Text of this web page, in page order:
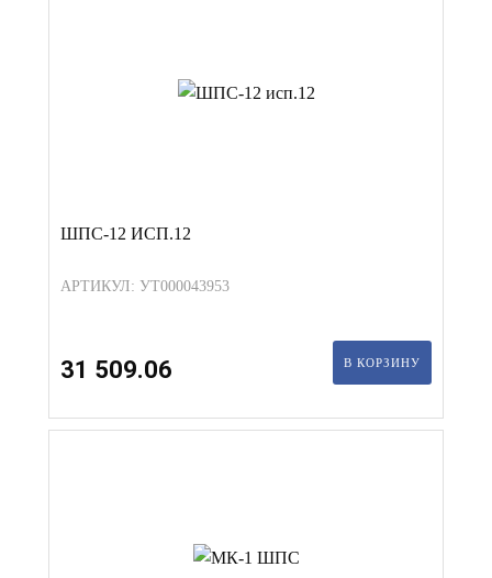
ШПС-12 ИСП.12
АРТИКУЛ: УТ000043953
31 509.06 В КОРЗИНУ